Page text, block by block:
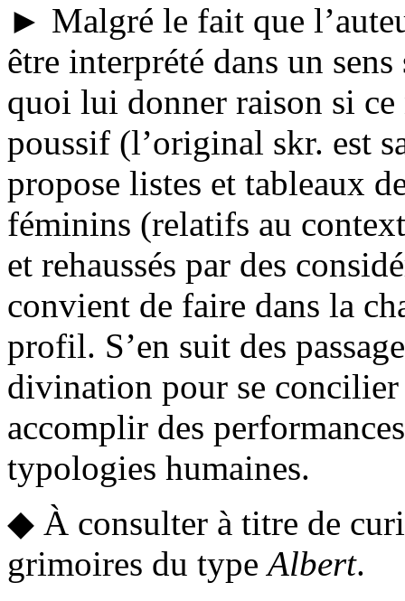
► Malgré le fait que
être interprété dans un
quoi lui donner raison si ce
poussif (l’original skr. est
propose listes et tableaux
féminins (relatifs au
et rehaussés par des
convient de faire dans la
profil. S’en suit des
divination pour se concilier
accomplir des
typologies humaines.
◆ À consulter à titre de
grimoires du typeAlbert.